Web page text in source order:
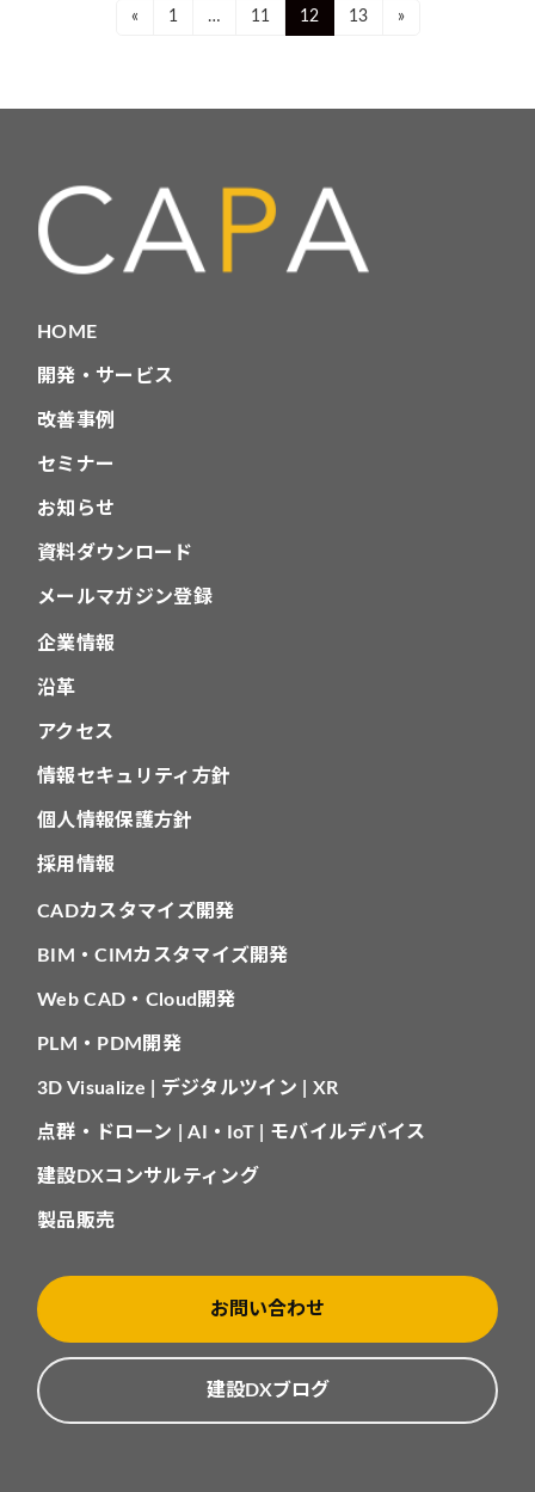
ー
シ
ン
« Page
1 … Page
11 Page
12 Page
13 »
HOME
開発・サービス
改善事例
セミナー
お知らせ
資料ダウンロード
メールマガジン登録
企業情報
沿革
アクセス
情報セキュリティ方針
個人情報保護方針
採用情報
CADカスタマイズ開発
BIM・CIMカスタマイズ開発
Web CAD・Cloud開発
PLM・PDM開発
3D Visualize | デジタルツイン | XR
点群・ドローン | AI・IoT | モバイルデバイス
建設DXコンサルティング
製品販売
お問い合わせ
建設DXブログ